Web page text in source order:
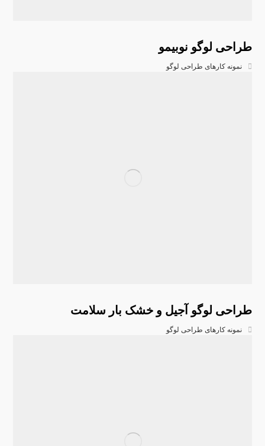
طراحی لوگو نوبیمو
نمونه کارهای طراحی لوگو
طراحی لوگو آجیل و خشک بار سلامت
نمونه کارهای طراحی لوگو